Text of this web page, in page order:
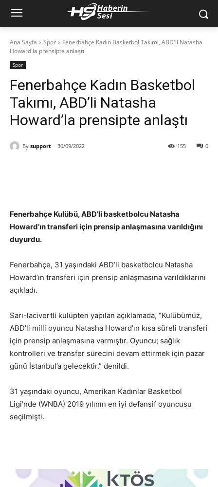
Ana Sayfa Spor
Fenerbahçe Kadın Basketbol Takımı, ABD'li Natasha
Howard'la prensipte anlaştı
Spor
Fenerbahçe Kadın Basketbol
Takımı, ABD’li Natasha
Howard’la prensipte anlaştı
By support 30/09/2022 0
155
Fenerbahçe Kulübü, ABD’li basketbolcu Natasha
Howard’ın transferi için prensip anlaşmasına varıldığını
duyurdu.
Fenerbahçe, 31 yaşındaki ABD’li basketbolcu Natasha
Howard’ın transferi için prensip anlaşmasına varıldıklarını
açıkladı.
Sarı-lacivertli kulüpten yapılan açıklamada, “Kulübümüz,
ABD’li milli oyuncu Natasha Howard’ın kısa süreli transferi
için prensip anlaşmasına varmıştır. Oyuncu; sağlık
kontrolleri ve transfer sürecini devam ettirmek için pazar
günü İstanbul’a gelecektir.” denildi.
31 yaşındaki oyuncu, Amerikan Kadınlar Basketbol
Ligi’nde (WNBA) 2019 yılının en iyi defansif oyuncusu
seçilmişti.